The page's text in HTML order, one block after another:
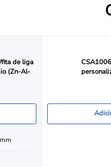
de liga
(Zn-Al-